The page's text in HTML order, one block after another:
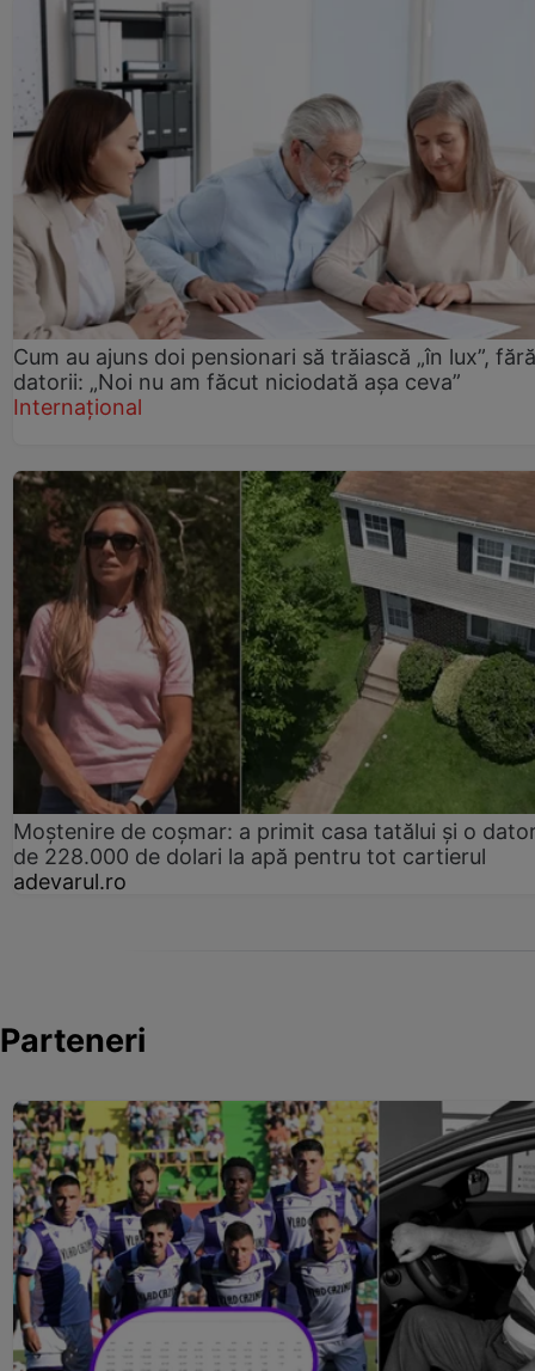
Cum au ajuns doi pensionari să trăiască „în lux”, fără
datorii: „Noi nu am făcut niciodată așa ceva”
Internațional
Moștenire de coșmar: a primit casa tatălui și o
de 228.000 de dolari la apă pentru tot cartierul
adevarul.ro
Parteneri